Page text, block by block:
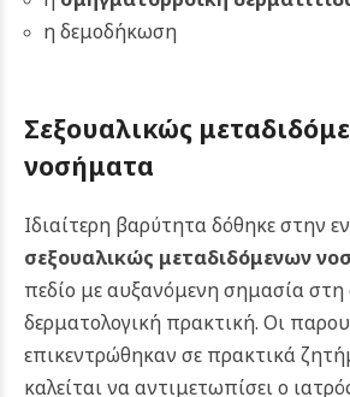
η δεμοδήκωση
Σεξουαλικώς
νοσήματα
Ιδιαίτερη βαρύτητα δόθηκε στην
σεξουαλικώς μεταδιδόμενων
πεδίο με αυξανόμενη σημασία
δερματολογική πρακτική. Οι
επικεντρώθηκαν σε πρακτικά
καλείται να αντιμετωπίσει ο